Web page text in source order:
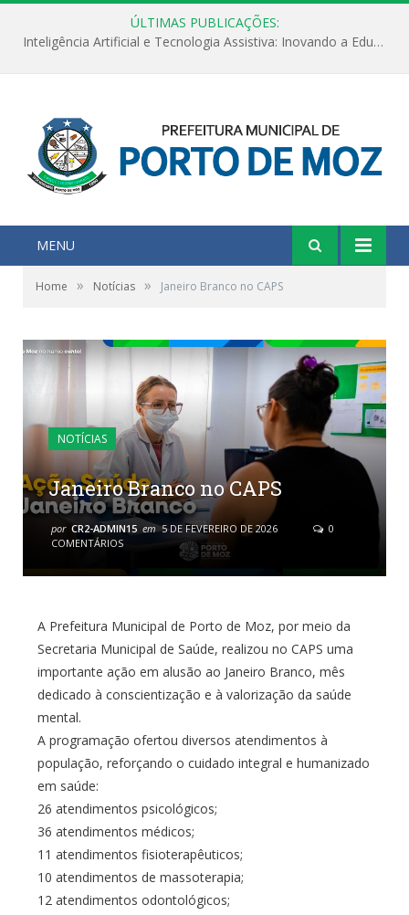
ÚLTIMAS PUBLICAÇÕES:
Inteligência Artificial e Tecnologia Assistiva: Inovando a Educação Especial e Inclusiva
MENU
Home » Notícias » Janeiro Branco no CAPS
NOTÍCIAS
Janeiro Branco no CAPS
por CR2-ADMIN15 em 5 DE FEVEREIRO DE 2026
0
COMENTÁRIOS
A Prefeitura Municipal de Porto de Moz, por meio da
Secretaria Municipal de Saúde, realizou no CAPS uma
importante ação em alusão ao Janeiro Branco, mês
dedicado à conscientização e à valorização da saúde
mental.
A programação ofertou diversos atendimentos à
população, reforçando o cuidado integral e humanizado
em saúde:
26 atendimentos psicológicos;
36 atendimentos médicos;
11 atendimentos fisioterapêuticos;
10 atendimentos de massoterapia;
12 atendimentos odontológicos;